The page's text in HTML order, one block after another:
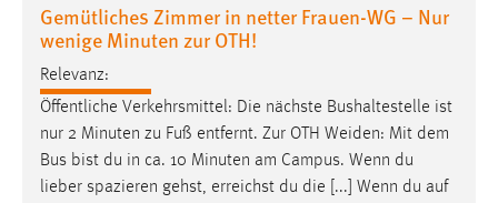
Gemütliches Zimmer in netter Frauen-WG – Nur
wenige Minuten zur OTH!
Relevanz:
Öffentliche Verkehrsmittel: Die nächste Bushaltestelle ist
nur 2 Minuten zu Fuß entfernt. Zur OTH Weiden: Mit dem
Bus bist du in ca. 10 Minuten am Campus. Wenn du
lieber spazieren gehst, erreichst du die [...] Wenn du auf
staticfilecache
Für performante Seitenauslieferung wird in diesem Cookie
gespeichert, ob man eingeloggt ist.
Sprachpräferenz